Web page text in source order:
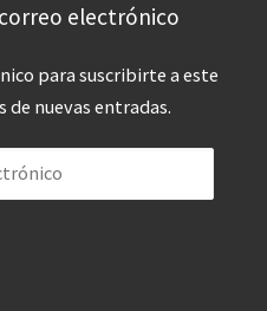
electrónico
para suscribirte a este
nuevas entradas.